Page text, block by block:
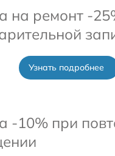
на ремонт -
Узнать подробнее
-10% при